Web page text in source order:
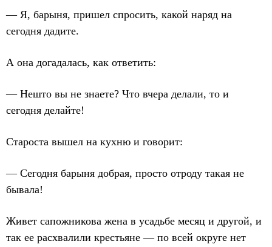
— Я, барыня, пришел спросить, какой наряд на
сегодня дадите.
А она догадалась, как ответить:
— Нешто вы не знаете? Что вчера делали, то и
сегодня делайте!
Староста вышел на кухню и говорит:
— Сегодня барыня добрая, просто отроду такая не
бывала!
Живет сапожникова жена в усадьбе месяц и другой, и
так ее расхвалили крестьяне — по всей округе нет